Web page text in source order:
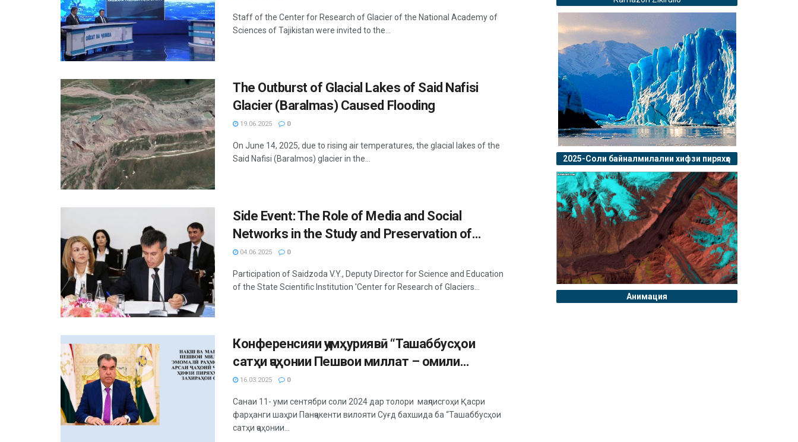
Staff of the Center for Research of Glacier of the National Academy of
Sciences of Tajikistan were invited to the...
The Outburst of Glacial Lakes of Said Nafisi
Glacier (Baralmas) Caused Flooding
19.06.2025 0
On June 14, 2025, due to rising air temperatures, the glacial lakes of the
Said Nafisi (Baralmos) glacier in the...
Side Event: The Role of Media and Social
Networks in the Study and Preservation of
Glaciers.
04.06.2025 0
Participation of Saidzoda V.Y., Deputy Director for Science and Education
of the State Scientific Institution 'Center for Research of Glaciers...
Конференсияи ҷумҳуриявӣ “Ташаббусҳои
сатҳи ҷаҳонии Пешвои миллат – омили
ваҳдату ҳамбастагии башарият”
16.03.2025 0
Санаи 11- уми сентябри соли 2024 дар толори маҷлисгоҳи Қасри
фарҳанги шаҳри Панҷакенти вилояти Суғд бахшида ба “Ташаббусҳои
сатҳи ҷаҳонии...
2025-Соли байналмилалии хифзи пиряхҳо
Анимация